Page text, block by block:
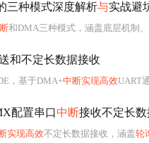
三种模式深度解析与实战避
和DMA三种模式，涵盖底层机制
和不定长数据接收
，基于DMA+中断实现高效UART通
配置串口中断接收不定长
实现高效不定长数据接收，涵盖轮